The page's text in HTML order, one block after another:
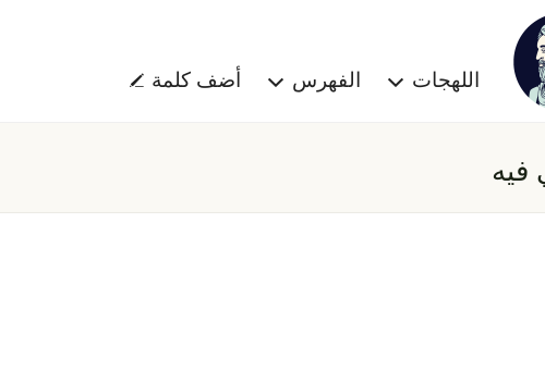
اللهجات الفهرس أضف كلمة